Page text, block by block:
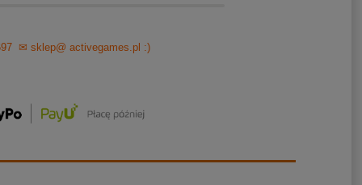
✉ sklep@ activegames.pl :)